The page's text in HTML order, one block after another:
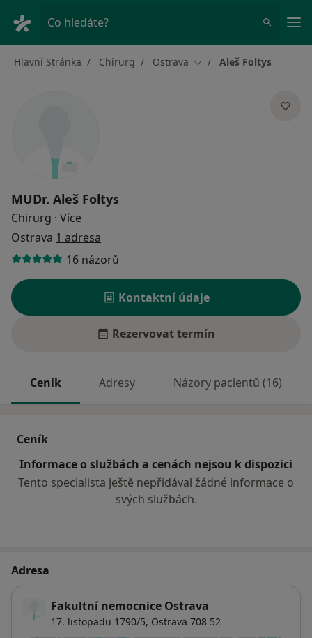
Co hledáte?
Hlavní Stránka Chirurg Ostrava Změna města
Aleš Foltys
MUDr. Aleš Foltys
Chirurg · Více
Ostrava 1 adresa
16 názorů
Kontaktní údaje
Rezervovat termín
Ceník Adresy Názory pacientů (16)
Ceník
Informace o službách a cenách nejsou k dispozici
Tento specialista ještě nepřidával žádné informace o
svých službách.
Adresa
Fakultní nemocnice Ostrava
17. listopadu 1790/5, Ostrava 708 52